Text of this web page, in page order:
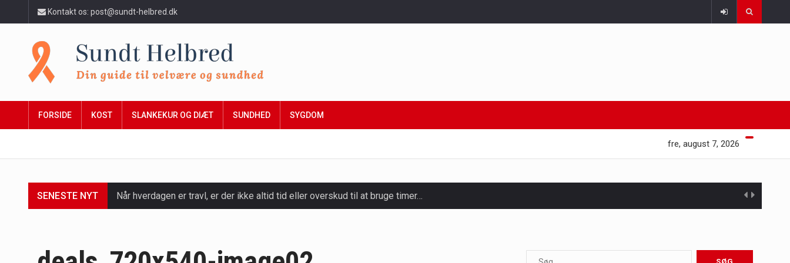
Kontakt os: post@sundt-helbred.dk
FORSIDE KOST SLANKEKUR OG DIÆT SUNDHED SYGDOM
fre, august 7, 2026
SENESTE NYT Når hverdagen er travl, er der ikke altid tid eller overskud til at bruge timer…
Mælkesyrebakterier er små, men utroligt kraftfulde mikroorganismer, der spiller en afgørende rolle i at opretholde…